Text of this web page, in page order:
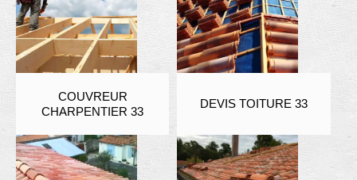
COUVREUR
CHARPENTIER 33
DEVIS TOITURE 33